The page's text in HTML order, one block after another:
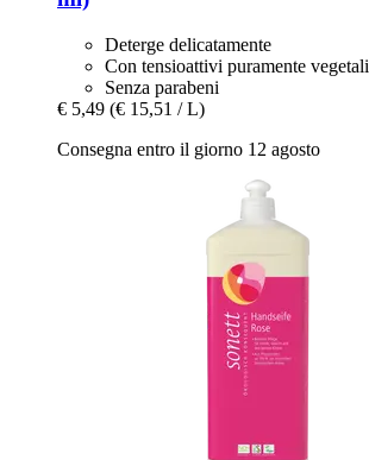
Deterge delicatamente
Con tensioattivi puramente vegetali
Senza parabeni
€ 5,49 (€ 15,51 / L)
Consegna entro il giorno 12 agosto